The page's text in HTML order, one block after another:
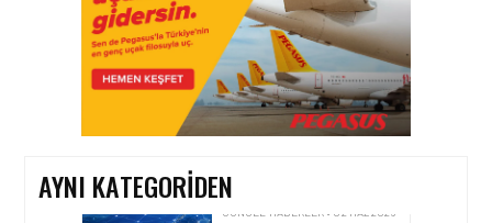
AYNI KATEGORIDEN
GÜNCEL HABERLER • 12 HAZ 2026
AVRUPA KOMISYONU AB
HAVA EMNIYETI LISTESINI
GÜNCELLEDI
GÜNCEL HABERLER • 02 HAZ 2026